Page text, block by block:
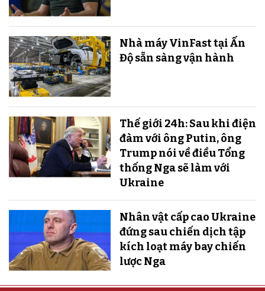
Nhà máy VinFast tại Ấn
Độ sẵn sàng v​​​​​​​ận hành
Thế giới 24h: Sau khi điện
đàm với ông Putin, ông
Trump nói về điều Tổng
thống Nga sẽ làm với
Ukraine
Nhân vật cấp cao Ukraine
đứng sau chiến dịch tập
kích loạt máy bay chiến
lược Nga